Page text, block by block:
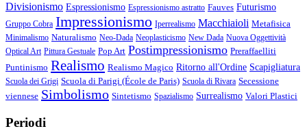
Divisionismo Espressionismo Espressionismo astratto Fauves Futurismo
Gruppo Cobra Impressionismo Iperrealismo Macchiaioli Metafisica
Minimalismo Naturalismo Neo-Dada Neoplasticismo New Dada Nuova Oggettività
Optical Art Pittura Gestuale Pop Art Postimpressionismo Preraffaelliti
Puntinismo Realismo Realismo Magico Ritorno all'Ordine Scapigliatura
Scuola dei Grigi Scuola di Parigi (École de Paris) Scuola di Rivara Secessione
viennese Simbolismo Sintetismo Spazialismo Surrealismo Valori Plastici
Periodi